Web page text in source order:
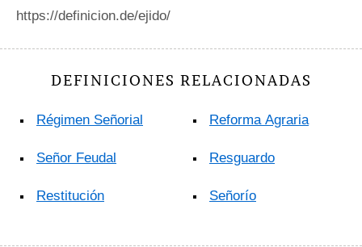
https://definicion.de/ejido/
DEFINICIONES RELACIONADAS
Régimen Señorial
Señor Feudal
Restitución
Reforma Agraria
Resguardo
Señorío